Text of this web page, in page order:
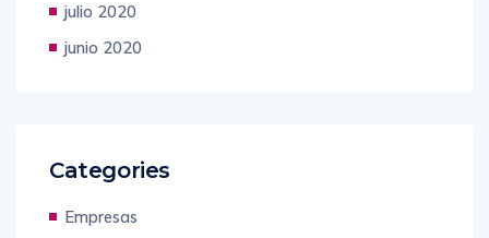
julio 2020
junio 2020
Categories
Empresas